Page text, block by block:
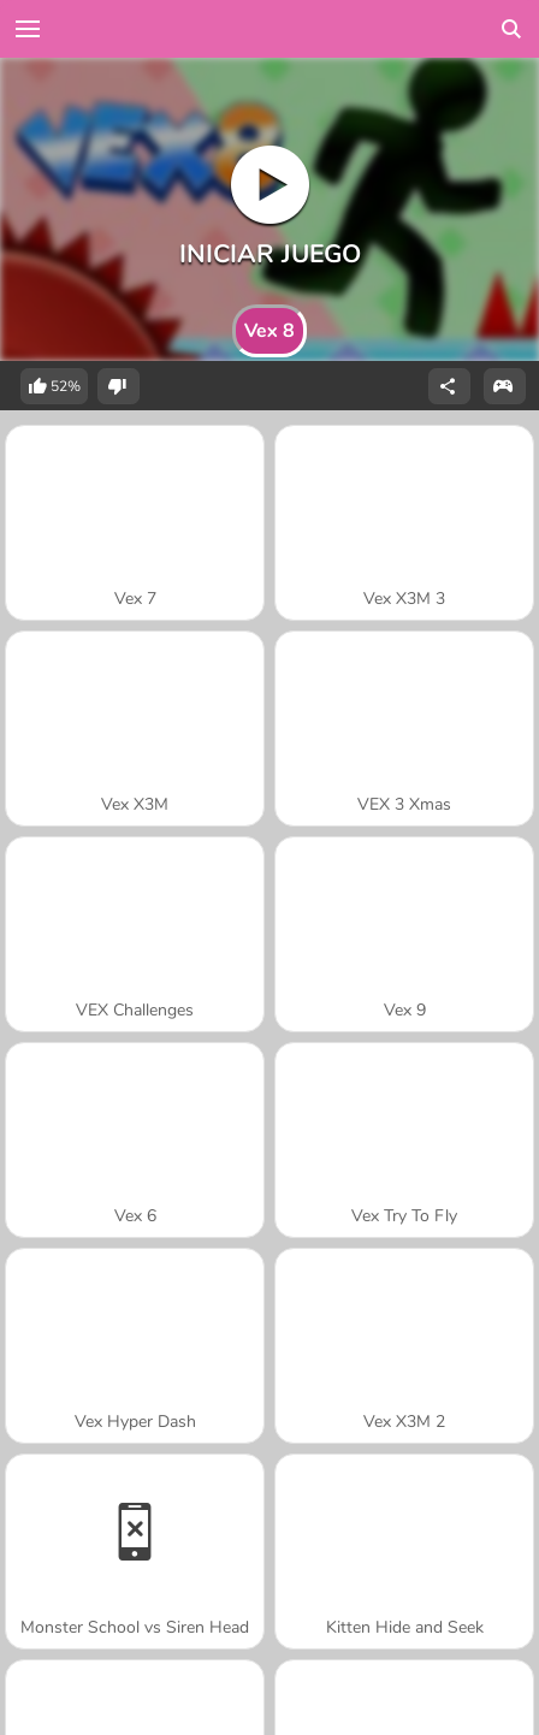
Vex 8
52%
Vex 7 Vex X3M 3
Vex X3M VEX 3 Xmas
VEX Challenges Vex 9
Vex 6 Vex Try To Fly
Vex Hyper Dash Vex X3M 2
Monster School vs Siren Head Kitten Hide and Seek